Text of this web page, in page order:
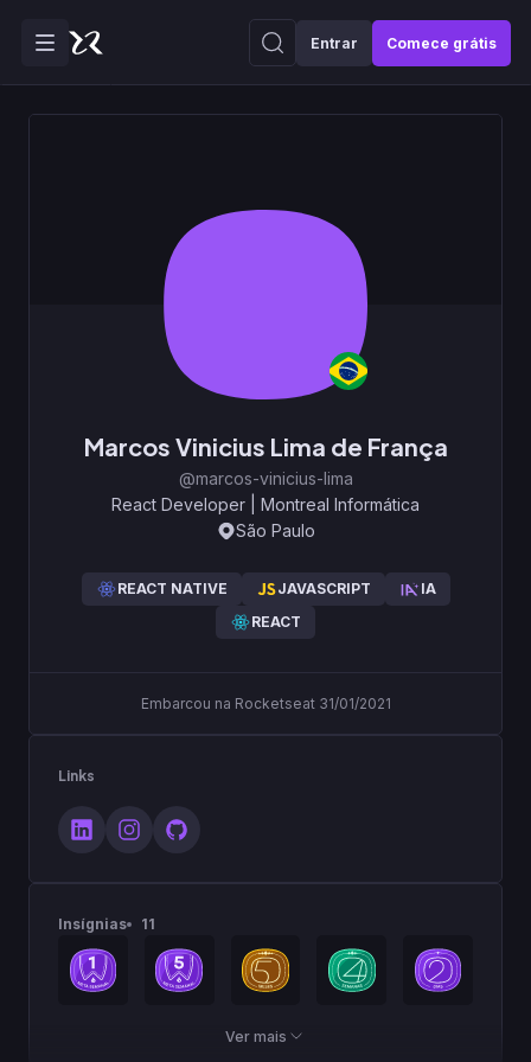
Entrar Comece grátis
Marcos Vinicius Lima de França
@marcos-vinicius-lima
React Developer
Montreal Informática
São Paulo
REACT NATIVE JAVASCRIPT
IA
REACT
Embarcou na Rocketseat 31/01/2021
Links
Insígnias 11
Ver mais